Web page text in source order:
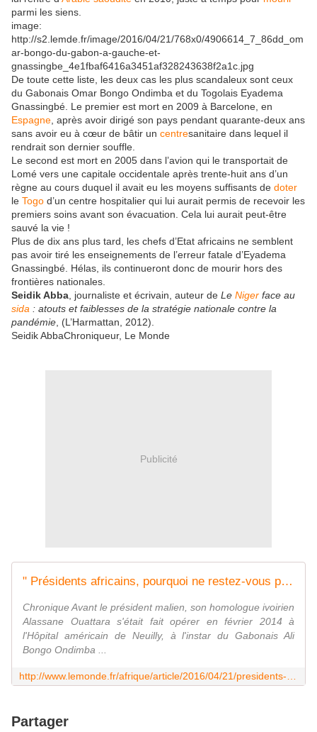
parmi les siens.
image:
http://s2.lemde.fr/image/2016/04/21/768x0/4906614_7_86dd_om
ar-bongo-du-gabon-a-gauche-et-
gnassingbe_4e1fbaf6416a3451af328243638f2a1c.jpg
De toute cette liste, les deux cas les plus scandaleux sont ceux
du Gabonais Omar Bongo Ondimba et du Togolais Eyadema
Gnassingbé. Le premier est mort en 2009 à Barcelone, en
Espagne , après avoir dirigé son pays pendant quarante-deux ans
sans avoir eu à cœur de bâtir un centresanitaire dans lequel il
rendrait son dernier souffle.
Le second est mort en 2005 dans l’avion qui le transportait de
Lomé vers une capitale occidentale après trente-huit ans d’un
règne au cours duquel il avait eu les moyens suffisants de doter
le Togo d’un centre hospitalier qui lui aurait permis de recevoir les
premiers soins avant son évacuation. Cela lui aurait peut-être
sauvé la vie !
Plus de dix ans plus tard, les chefs d’Etat africains ne semblent
pas avoir tiré les enseignements de l’erreur fatale d’Eyadema
Gnassingbé. Hélas, ils continueront donc de mourir hors des
frontières nationales.
Seidik Abba , journaliste et écrivain, auteur de Le Niger face au
sida : atouts et faiblesses de la stratégie nationale contre la
pandémie , (L’Harmattan, 2012).
Seidik AbbaChroniqueur, Le Monde
Publicité
" Présidents africains, pourquoi ne restez-vous pas mourir au pays ? "
Chronique Avant le président malien, son homologue ivoirien
Alassane Ouattara s'était fait opérer en février 2014 à
l'Hôpital américain de Neuilly, à l'instar du Gabonais Ali
Bongo Ondimba ...
Partager